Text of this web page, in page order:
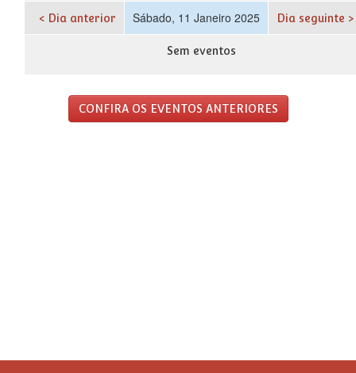
< Dia anterior Sábado, 11 Janeiro 2025 Dia seguinte >
Sem eventos
CONFIRA OS EVENTOS ANTERIORES